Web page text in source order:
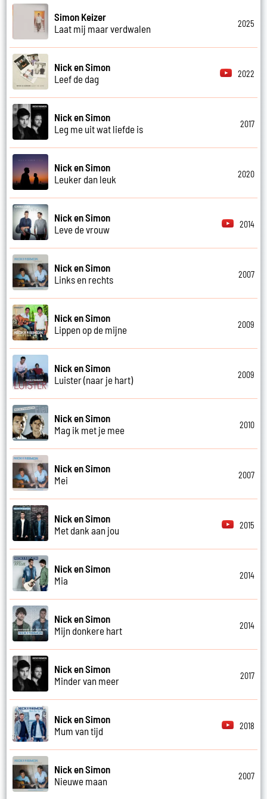
Simon Keizer
Laat mij maar verdwalen
2025
Nick en Simon
Leef de dag
2022
Nick en Simon
Leg me uit wat liefde is
2017
Nick en Simon
Leuker dan leuk
2020
Nick en Simon
Leve de vrouw
2014
Nick en Simon
Links en rechts
2007
Nick en Simon
Lippen op de mijne
2009
Nick en Simon
Luister (naar je hart)
2009
Nick en Simon
Mag ik met je mee
2010
Nick en Simon
Mei
2007
Nick en Simon
Met dank aan jou
2015
Nick en Simon
Mia
2014
Nick en Simon
Mijn donkere hart
2014
Nick en Simon
Minder van meer
2017
Nick en Simon
Mum van tijd
2018
Nick en Simon
Nieuwe maan
2007